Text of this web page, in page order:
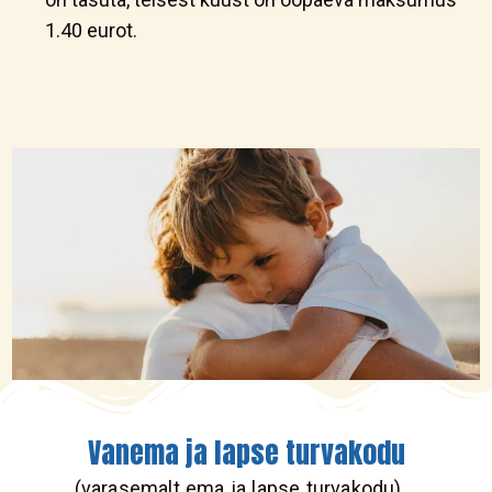
1.40 eurot.
Vanema ja lapse turvakodu